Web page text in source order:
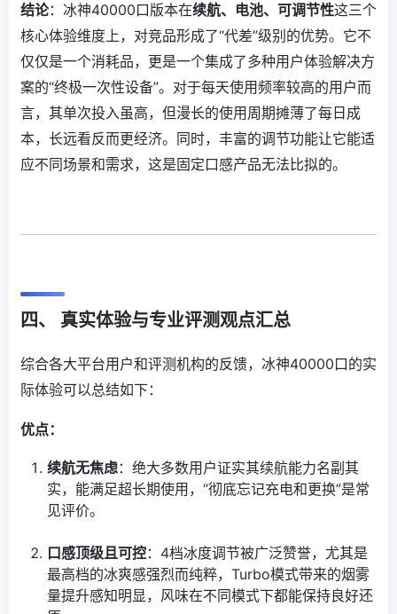
结论：冰神40000口版本在续航、电池、可调节性这三个
核心体验维度上，对竞品形成了“代差”级别的优势。它不
仅仅是一个消耗品，更是一个集成了多种用户体验解决方
案的“终极一次性设备”。对于每天使用频率较高的用户而
言，其单次投入虽高，但漫长的使用周期摊薄了每日成
本，长远看反而更经济。同时，丰富的调节功能让它能适
应不同场景和需求，这是固定口感产品无法比拟的。
四、 真实体验与专业评测观点汇总
综合各大平台用户和评测机构的反馈，冰神40000口的实
际体验可以总结如下：
优点：
续航无焦虑：绝大多数用户证实其续航能力名副其
实，能满足超长期使用，“彻底忘记充电和更换”是常
见评价。
口感顶级且可控：4档冰度调节被广泛赞誉，尤其是
最高档的冰爽感强烈而纯粹，Turbo模式带来的烟雾
量提升感知明显，风味在不同模式下都能保持良好还